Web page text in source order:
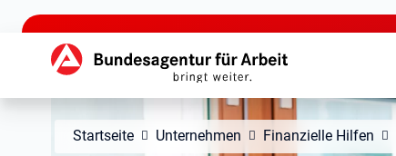
zu den Hauptinhalten springen
Hauptnavigation
Startseite Unternehmen Finanzielle Hilfen